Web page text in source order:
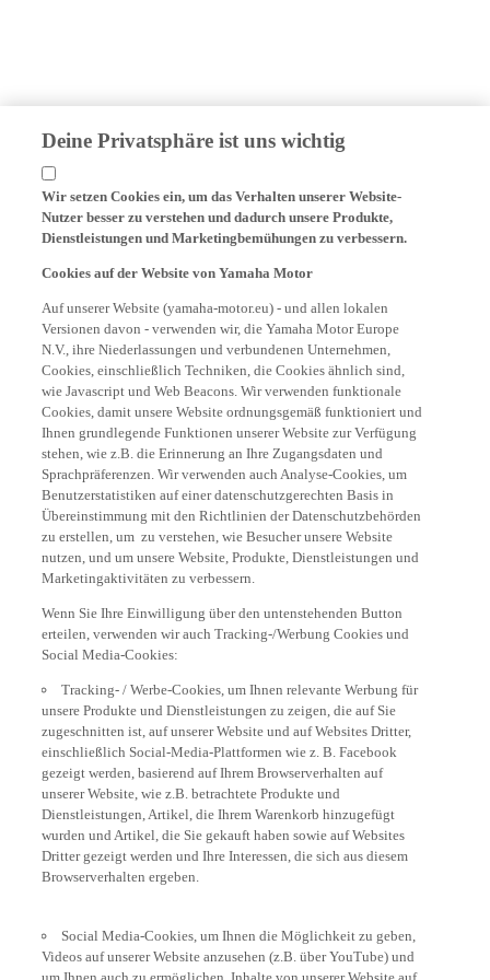
Deine Privatsphäre ist uns wichtig
Wir setzen Cookies ein, um das Verhalten unserer Website-
Nutzer besser zu verstehen und dadurch unsere Produkte,
Dienstleistungen und Marketingbemühungen zu verbessern.
Cookies auf der Website von Yamaha Motor
Auf unserer Website (yamaha-motor.eu) - und allen lokalen
Versionen davon - verwenden wir, die Yamaha Motor Europe
N.V., ihre Niederlassungen und verbundenen Unternehmen,
Cookies, einschließlich Techniken, die Cookies ähnlich sind,
wie Javascript und Web Beacons. Wir verwenden funktionale
Cookies, damit unsere Website ordnungsgemäß funktioniert und
Ihnen grundlegende Funktionen unserer Website zur Verfügung
stehen, wie z.B. die Erinnerung an Ihre Zugangsdaten und
Sprachpräferenzen. Wir verwenden auch Analyse-Cookies, um
Benutzerstatistiken auf einer datenschutzgerechten Basis in
Übereinstimmung mit den Richtlinien der Datenschutzbehörden
zu erstellen, um zu verstehen, wie Besucher unsere Website
nutzen, und um unsere Website, Produkte, Dienstleistungen und
Marketingaktivitäten zu verbessern.
Wenn Sie Ihre Einwilligung über den untenstehenden Button
erteilen, verwenden wir auch Tracking-/Werbung Cookies und
Social Media-Cookies:
Tracking- / Werbe-Cookies, um Ihnen relevante Werbung für
unsere Produkte und Dienstleistungen zu zeigen, die auf Sie
zugeschnitten ist, auf unserer Website und auf Websites Dritter,
einschließlich Social-Media-Plattformen wie z. B. Facebook
gezeigt werden, basierend auf Ihrem Browserverhalten auf
unserer Website, wie z.B. betrachtete Produkte und
Dienstleistungen, Artikel, die Ihrem Warenkorb hinzugefügt
wurden und Artikel, die Sie gekauft haben sowie auf Websites
Dritter gezeigt werden und Ihre Interessen, die sich aus diesem
Browserverhalten ergeben.
Social Media-Cookies, um Ihnen die Möglichkeit zu geben,
Videos auf unserer Website anzusehen (z.B. über YouTube) und
um Ihnen auch zu ermöglichen, Inhalte von unserer Website auf